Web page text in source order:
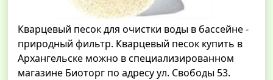
Кварцевый песок для очистки воды в бассейне -
природный фильтр. Кварцевый песок купить в
Архангельске можно в специализированном
магазине Биоторг по адресу ул. Свободы 53.